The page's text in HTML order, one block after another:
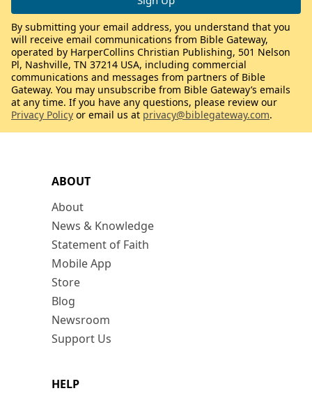
ABOUT
About
News & Knowledge
Statement of Faith
Mobile App
Store
Blog
Newsroom
Support Us
HELP
By submitting your email address, you understand that you
will receive email communications from Bible Gateway,
operated by HarperCollins Christian Publishing, 501 Nelson
Pl, Nashville, TN 37214 USA, including commercial
communications and messages from partners of Bible
Gateway. You may unsubscribe from Bible Gateway’s emails
at any time. If you have any questions, please review our
Privacy Policy or email us at privacy@biblegateway.com.